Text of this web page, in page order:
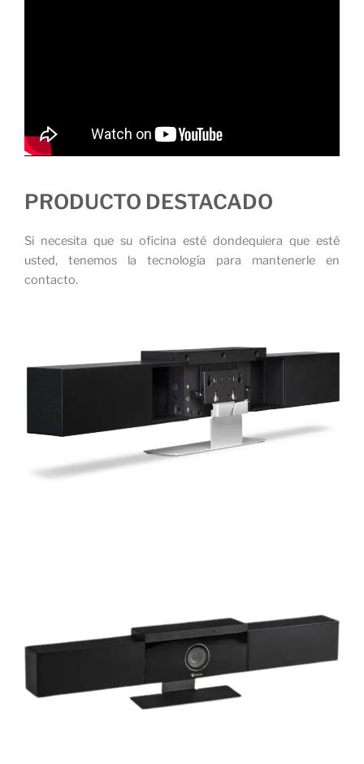
PRODUCTO DESTACADO
Si necesita que su oficina esté dondequiera que esté
usted, tenemos la tecnología para mantenerle en
contacto.